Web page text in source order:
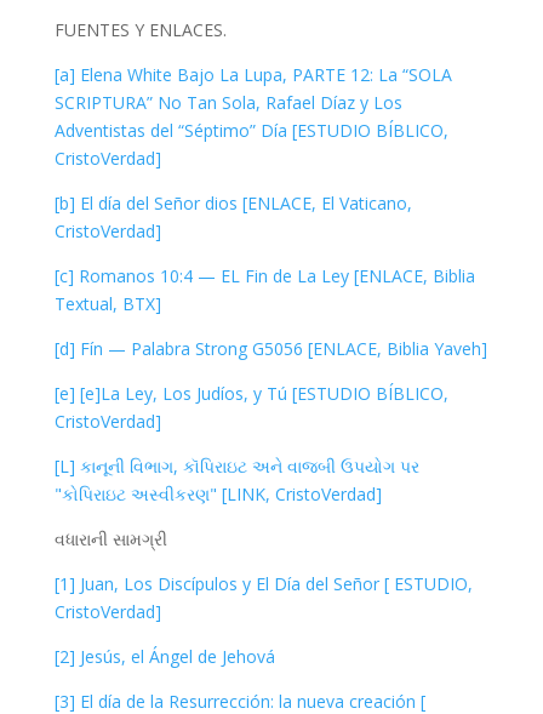
FUENTES Y ENLACES.
[a] Elena White Bajo La Lupa, PARTE 12: La “SOLA
SCRIPTURA” No Tan Sola, Rafael Díaz y Los
Adventistas del “Séptimo” Día [ESTUDIO BÍBLICO,
CristoVerdad]
[b] El día del Señor dios [ENLACE, El Vaticano,
CristoVerdad]
[c] Romanos 10:4 — EL Fin de La Ley [ENLACE, Biblia
Textual, BTX]
[d] Fín — Palabra Strong G5056 [ENLACE, Biblia Yaveh]
[e] [e]La Ley, Los Judíos, y Tú [ESTUDIO BÍBLICO,
CristoVerdad]
[L] કાનૂની વિભાગ, કૉપિરાઇટ અને વાજબી ઉપયોગ પર
"કોપિરાઇટ અસ્વીકરણ" [LINK, CristoVerdad]
વધારાની સામગ્રી
[1] Juan, Los Discípulos y El Día del Señor [ ESTUDIO,
CristoVerdad]
[2] Jesús, el Ángel de Jehová
[3] El día de la Resurrección: la nueva creación [